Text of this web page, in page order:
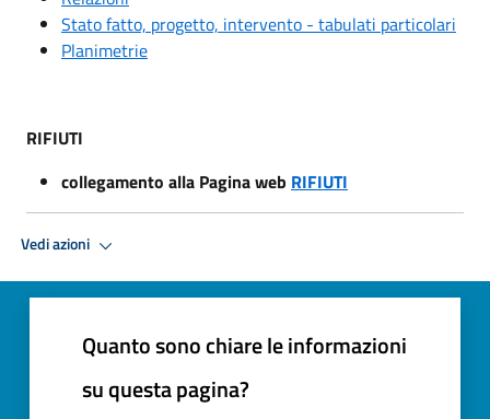
Stato fatto, progetto, intervento - tabulati particolari
Planimetrie
RIFIUTI
collegamento alla Pagina web RIFIUTI
Vedi azioni
Quanto sono chiare le informazioni
su questa pagina?